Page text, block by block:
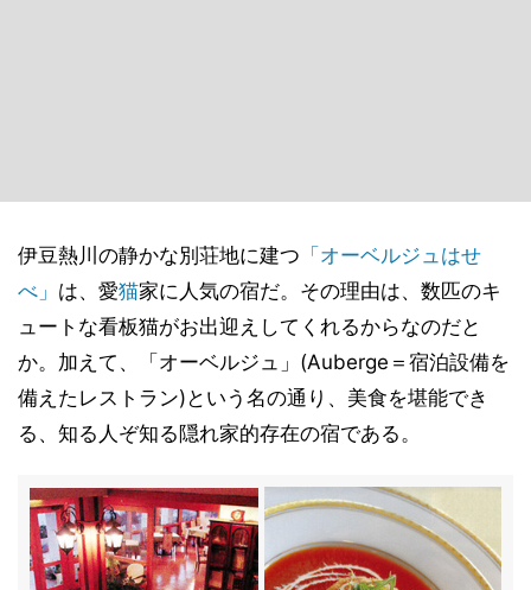
伊豆熱川の静かな別荘地に建つ 「オーベルジュはせ
べ」 は、愛猫家に人気の宿だ。その理由は、数匹のキ
ュートな看板猫がお出迎えしてくれるからなのだと
か。加えて、「オーベルジュ」(Auberge＝宿泊設備を
備えたレストラン)という名の通り、美食を堪能でき
る、知る人ぞ知る隠れ家的存在の宿である。